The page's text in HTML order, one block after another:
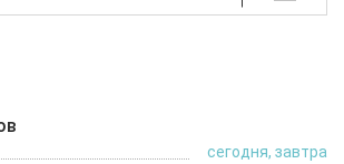
сегодня, завтра